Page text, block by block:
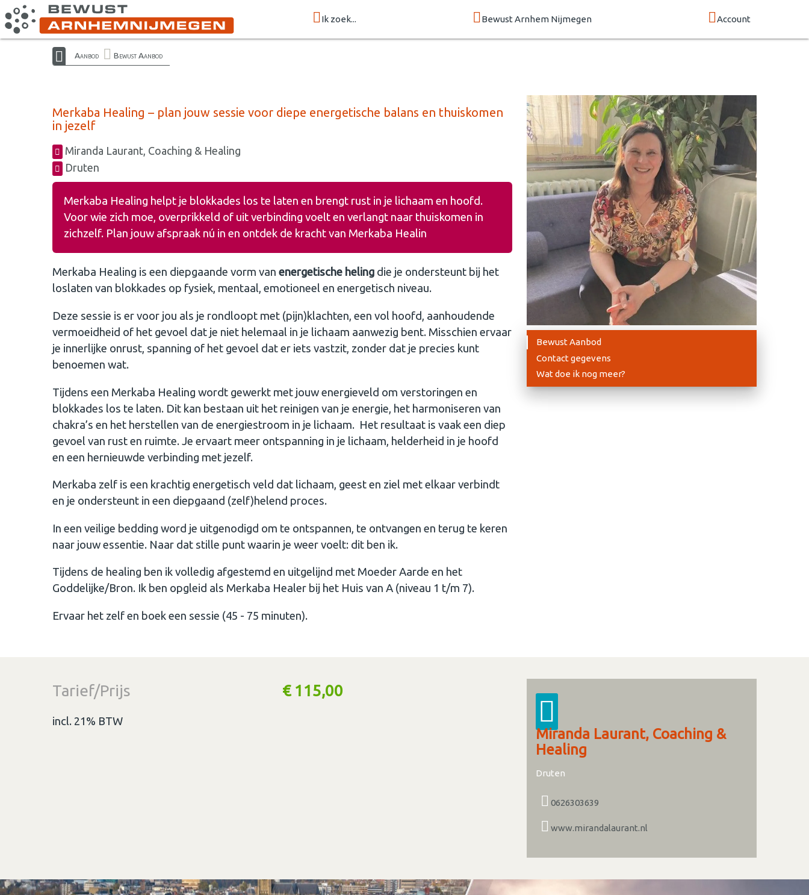
Ik zoek... Bewust Arnhem Nijmegen Account
Aanbod Bewust Aanbod
Merkaba Healing – plan jouw sessie voor diepe energetische balans en thuiskomen
in jezelf
Miranda Laurant, Coaching & Healing
Druten
Merkaba Healing helpt je blokkades los te laten en brengt rust in je lichaam en hoofd.
Voor wie zich moe, overprikkeld of uit verbinding voelt en verlangt naar thuiskomen in
zichzelf. Plan jouw afspraak nú in en ontdek de kracht van Merkaba Healin
Merkaba Healing is een diepgaande vorm van energetische heling die je ondersteunt bij het
loslaten van blokkades op fysiek, mentaal, emotioneel en energetisch niveau.
Deze sessie is er voor jou als je rondloopt met (pijn)klachten, een vol hoofd, aanhoudende
vermoeidheid of het gevoel dat je niet helemaal in je lichaam aanwezig bent. Misschien ervaar
je innerlijke onrust, spanning of het gevoel dat er iets vastzit, zonder dat je precies kunt
benoemen wat.
Tijdens een Merkaba Healing wordt gewerkt met jouw energieveld om verstoringen en
blokkades los te laten. Dit kan bestaan uit het reinigen van je energie, het harmoniseren van
chakra’s en het herstellen van de energiestroom in je lichaam. Het resultaat is vaak een diep
gevoel van rust en ruimte. Je ervaart meer ontspanning in je lichaam, helderheid in je hoofd
en een hernieuwde verbinding met jezelf.
Merkaba zelf is een krachtig energetisch veld dat lichaam, geest en ziel met elkaar verbindt
en je ondersteunt in een diepgaand (zelf)helend proces.
In een veilige bedding word je uitgenodigd om te ontspannen, te ontvangen en terug te keren
naar jouw essentie. Naar dat stille punt waarin je weer voelt: dit ben ik.
Tijdens de healing ben ik volledig afgestemd en uitgelijnd met Moeder Aarde en het
Goddelijke/Bron. Ik ben opgleid als Merkaba Healer bij het Huis van A (niveau 1 t/m 7).
Ervaar het zelf en boek een sessie (45 - 75 minuten).
Bewust Aanbod
Contact gegevens
Wat doe ik nog meer?
Tarief/Prijs € 115,00
incl. 21% BTW
Miranda Laurant, Coaching &
Healing
Druten
0626303639
www.mirandalaurant.nl